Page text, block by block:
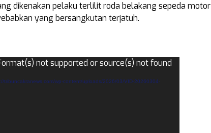
dikenakan pelaku terlilit roda belakang sepeda motor
yang bersangkutan terjatuh.
not supported or source(s) not found
tribuncakranews.com/wp-content/uploads/2026/03/VID-20260304-